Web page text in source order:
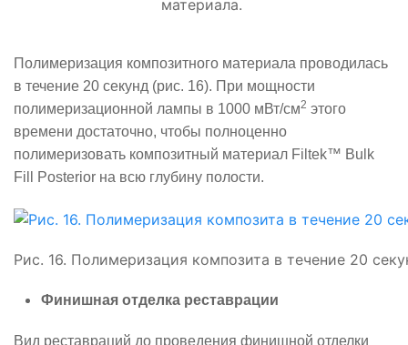
материала.
Полимеризация композитного материала проводилась
в течение 20 секунд (рис. 16). При мощности
полимеризационной лампы в 1000 мВт/см2 этого
времени достаточно, чтобы полноценно
полимеризовать композитный материал Filtek™ Bulk
Fill
Posterior на всю глубину полости.
Рис. 16. Полимеризация композита в течение 20
Финишная отделка реставрации
Вид реставраций до проведения финишной отделки